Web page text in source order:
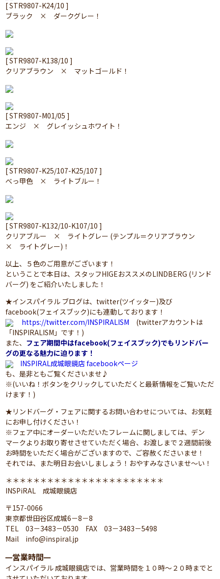
[ STR9807-K24/10 ]
ブラック × ダークグレー！
[ STR9807-K138/10 ]
クリアブラウン × マットゴールド！
[ STR9807-M01/05 ]
エンジ × グレイッシュホワイト！
[ STR9807-K25/107-K25/107 ]
べっ甲色 × ライトブルー！
[ STR9807-K132/10-K107/10 ]
クリアブルー × ライトグレー (テンプル＝クリアブラウン
× ライトグレー)！
以上、５色のご用意がございます！
ということで本日は、スタッフHIGEおススメのLINDBERG (リンド
バーグ) をご紹介いたしました！
★インスパイラル ブログは、twitter(ツイッター)及び
facebook(フェイスブック)にも連動しております！
https://twitter.com/INSPIRALISM (twitterアカウントは
「INSPIRALISM」です！)
また、 フェア期間中はfacebook(フェイスブック)でもリンドバー
グの更なる魅力に迫ります！
INSPIRAL成城眼鏡店 facebookページ
も、是非ともご覧くださいませ♪
※(いいね！ボタンをクリックしていただくと最新情報をご覧いただ
けます！)
★リンドバーグ・フェアに関するお問い合わせについては、お気軽
にお申し付けください！
※フェア中にオーダーいただいたフレームに関しましては、デン
マークよりお取り寄せさせていただく場合、お渡しまで２週間前後
お時間をいただく場合がございますので、ご容赦くださいませ！
それでは、また明日お会いしましょう！おやすみなさいませ～い！
＊＊＊＊＊＊＊＊＊＊＊＊＊＊＊＊＊＊＊＊＊＊＊
INSPiRAL 成城眼鏡店
〒157-0066
東京都世田谷区成城6－8－8
TEL 03－3483－0530 FAX 03－3483－5498
Mail info@inspiral.jp
━営業時間━
インスパイラル 成城眼鏡店では、営業時間を１０時～２０時までと